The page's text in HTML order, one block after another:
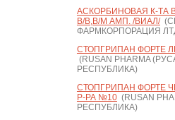
АСКОРБИНОВАЯ К-ТА
В/В,В/М АМП. /ВИАЛ/
ФАРМКОРПОРАЦИЯ
СТОПГРИПАН ФОРТЕ
(RUSAN PHARMA
РЕСПУБЛИКА)
СТОПГРИПАН ФОРТЕ
Р-РА №10(RUSAN
РЕСПУБЛИКА)